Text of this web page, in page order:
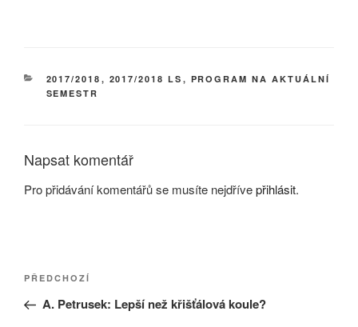
RUBRIKY
2017/2018 , 2017/2018 LS , PROGRAM NA AKTUÁLNÍ
SEMESTR
Napsat komentář
Pro přidávání komentářů se musíte nejdřívepřihlásit.
Navigace
příspěvek
Předchozí
příspěvek
PŘEDCHOZÍ
A. Petrusek: Lepší než křišťálová koule?